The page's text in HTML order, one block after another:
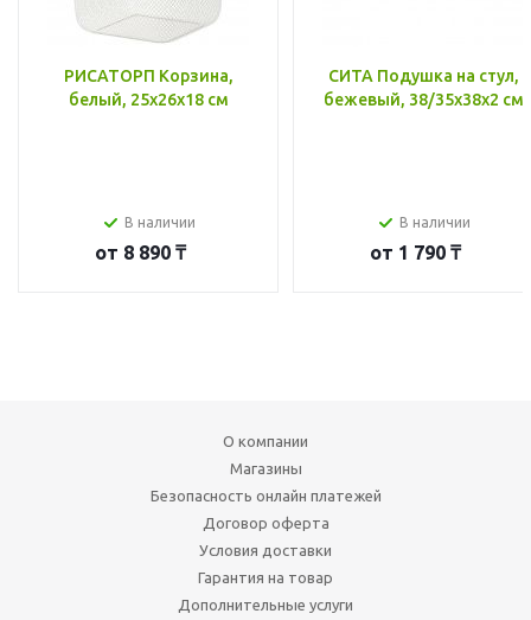
РИСАТОРП Корзина,
белый, 25x26x18 см
В наличии
от 8 890 ₸
СИТА Подушка на стул,
бежевый, 38/35x38x2 см
В наличии
от 1 790 ₸
О компании
Магазины
Безопасность онлайн платежей
Договор оферта
Условия доставки
Гарантия на товар
Дополнительные услуги